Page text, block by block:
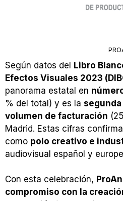
Según datos del Libro
Efectos Visuales 2023
panorama estatal en
% del total) y es la
volumen de facturación
Madrid. Estas cifras
como polo creativo e
audiovisual español y
Con esta celebración,
compromiso con la